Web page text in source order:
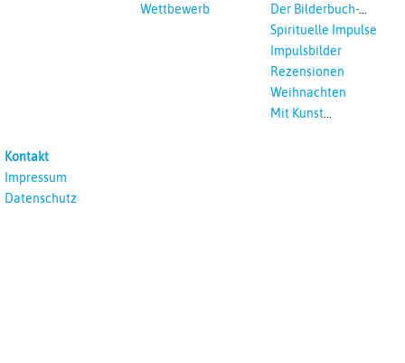
Wettbewerb
Der Bilderbuch-
Podcast
Spirituelle Impulse
Impulsbilder
Rezensionen
Weihnachten
Mit Kunst
Kontakt
Impressum
Datenschutz